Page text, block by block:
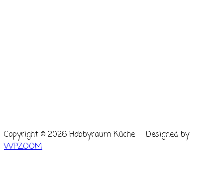
Copyright © 2026 Hobbyraum Küche — Designed by
WPZOOM